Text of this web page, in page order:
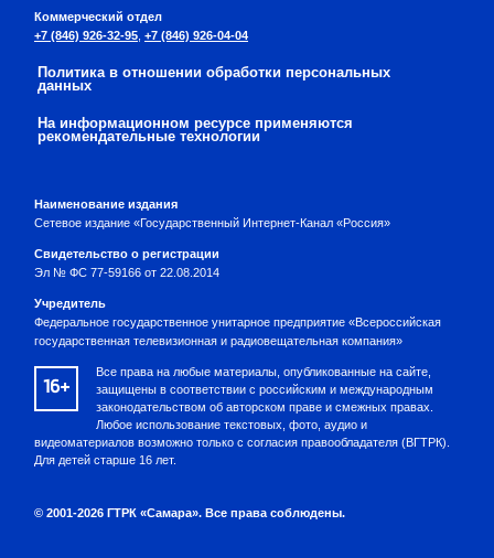
Коммерческий отдел
+7 (846) 926-32-95 +7 (846) 926-04-04
Политика в отношении обработки персональных
данных
На информационном ресурсе применяются
рекомендательные технологии
Наименование издания
Сетевое издание «Государственный Интернет-Канал «Россия»
Свидетельство о регистрации
Эл № ФС 77-59166 от 22.08.2014
Учредитель
Федеральное государственное унитарное предприятие «Всероссийская
государственная телевизионная и радиовещательная компания»
16+
Все права на любые материалы, опубликованные на сайте,
защищены в соответствии с российским и международным
законодательством об авторском праве и смежных правах.
Любое использование текстовых, фото, аудио и
видеоматериалов возможно только с согласия правообладателя (ВГТРК).
Для детей старше 16 лет.
© 2001-2026 ГТРК «Самара». Все права соблюдены.